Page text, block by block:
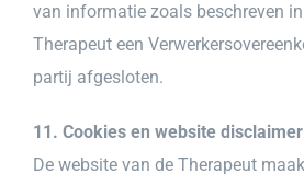
van informatie zoals beschreven
Therapeut een
partij afgesloten.
11. Cookies en website disclaimer
De website van de Therapeut